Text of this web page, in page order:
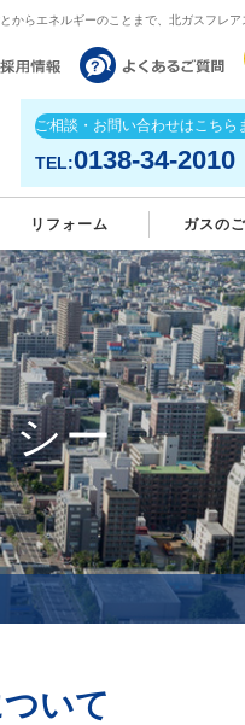
らエネルギーのことまで、北ガスフレア
ご相談・お問い合わせはこちら
TEL:0138-34-2010
リフォーム ガスの
シー
いて